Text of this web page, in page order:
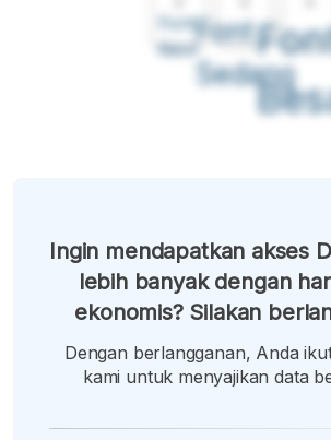
Font
Kecil
Font
Sedang
Ingin mendapatkan akses
lebih banyak dengan
ekonomis? Silakan
Dengan berlangganan, Anda
kami untuk menyajikan data